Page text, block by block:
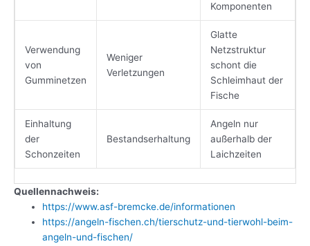
Komponenten
Verwendung
von
Gumminetzen
Weniger
Verletzungen
Glatte
Netzstruktur
schont die
Schleimhaut der
Fische
Einhaltung
der
Schonzeiten
Bestandserhaltung
Angeln nur
außerhalb der
Laichzeiten
Quellennachweis:
https://www.asf-bremcke.de/informationen
https://angeln-fischen.ch/tierschutz-und-tierwohl-beim-
angeln-und-fischen/